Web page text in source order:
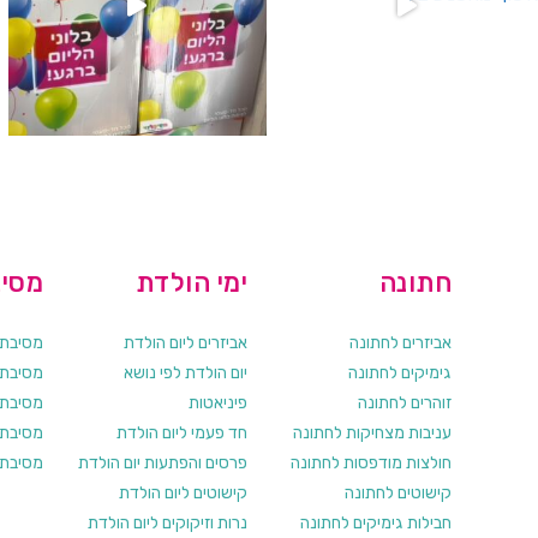
מסיבת
מסיבת
מסיבת
מסיבת
מסיבת
ימי הולדת
אביזרים ליום הולדת
יום הולדת לפי נושא
פיניאטות
חד פעמי ליום הולדת
פרסים והפתעות יום הולדת
קישוטים ליום הולדת
נרות וזיקוקים ליום הולדת
חתונה
אביזרים לחתונה
גימיקים לחתונה
זוהרים לחתונה
עניבות מצחיקות לחתונה
חולצות מודפסות לחתונה
קישוטים לחתונה
חבילות גימיקים לחתונה